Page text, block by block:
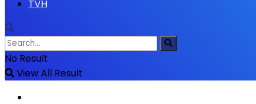
TVH
No Result
View All Result